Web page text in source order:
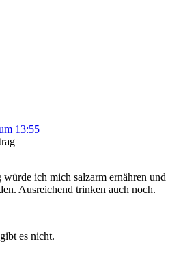
13:55
ich mich salzarm ernähren und
Ausreichend trinken auch noch.
es nicht.